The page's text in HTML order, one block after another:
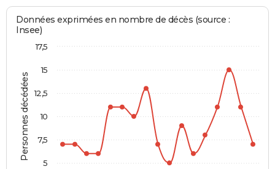
Personnes décédées
Données exprimées en nombre de décès (source :
Insee)
5
7,5
10
12,5
15
17,5